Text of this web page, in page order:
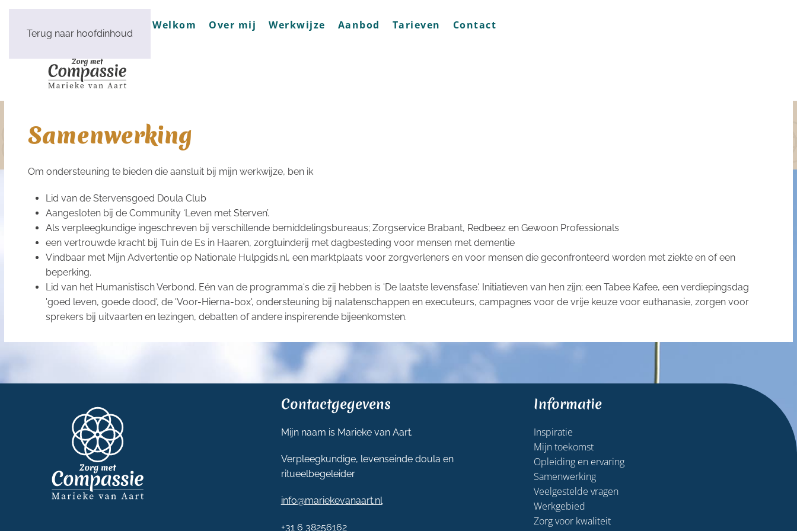
Terug naar hoofdinhoud
Welkom Over mij Werkwijze Aanbod Tarieven Contact
Samenwerking
Om ondersteuning te bieden die aansluit bij mijn werkwijze, ben ik
Lid van de Stervensgoed Doula Club
Aangesloten bij de Community ‘Leven met Sterven’.
Als verpleegkundige ingeschreven bij verschillende bemiddelingsbureaus; Zorgservice Brabant, Redbeez en Gewoon Professionals
een vertrouwde kracht bij Tuin de Es in Haaren, zorgtuinderij met dagbesteding voor mensen met dementie
Vindbaar met Mijn Advertentie op Nationale Hulpgids.nl, een marktplaats voor zorgverleners en voor mensen die geconfronteerd worden met ziekte en of een
beperking.
Lid van het Humanistisch Verbond. Eén van de programma's die zij hebben is 'De laatste levensfase'. Initiatieven van hen zijn; een Tabee Kafee, een verdiepingsdag
'goed leven, goede dood', de 'Voor-Hierna-box', ondersteuning bij nalatenschappen en executeurs, campagnes voor de vrije keuze voor euthanasie, zorgen voor
sprekers bij uitvaarten en lezingen, debatten of andere inspirerende bijeenkomsten.
Contactgegevens
Mijn naam is Marieke van Aart.
Verpleegkundige, levenseinde doula en
ritueelbegeleider
info@mariekevanaart.nl
+31 6 38256162
Informatie
Inspiratie
Mijn toekomst
Opleiding en ervaring
Samenwerking
Veelgestelde vragen
Werkgebied
Zorg voor kwaliteit